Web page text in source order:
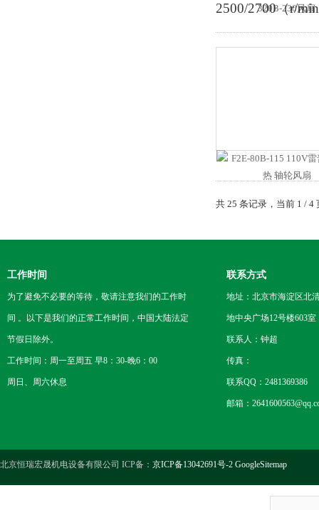
2500/2700（r/
共 25 条记录，当前 1 /
工作时间
为了避免不必要的等待，敬请注意我们的工作时
间 。以下是我们的正常工作时间，中国大陆法定
节假日除外。
工作时间：周一至周五 早8：30-晚6：00
周日、周六休息
联系方式
地址：北京市海淀区北
地中央广场12号楼603室
联系人：钟超
传真：
联系QQ：2481369386
邮箱：
北京恒瑞宏晟机电设备有限公司 ICP备： 京ICP备13042691号-2 GoogleSitemap